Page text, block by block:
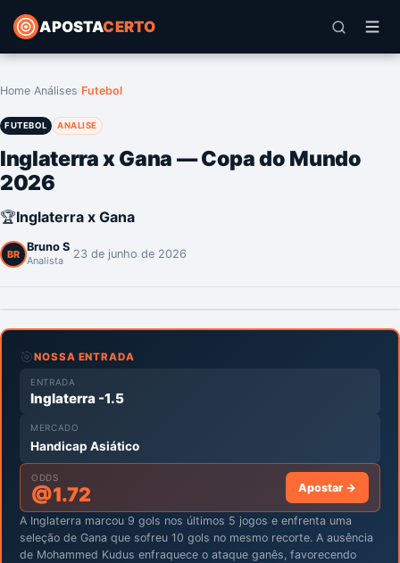
APOSTACERTO
Home Análises Futebol
FUTEBOL ANALISE
Inglaterra x Gana — Copa do Mundo
2026
🏆Inglaterra x Gana
BR
Bruno S
Analista 23 de junho de 2026
🎯NOSSA ENTRADA
ENTRADA
Inglaterra -1.5
MERCADO
Handicap Asiático
ODDS
@1.72 Apostar →
A Inglaterra marcou 9 gols nos últimos 5 jogos e enfrenta uma
seleção de Gana que sofreu 10 gols no mesmo recorte. A ausência
de Mohammed Kudus enfraquece o ataque ganês, favorecendo